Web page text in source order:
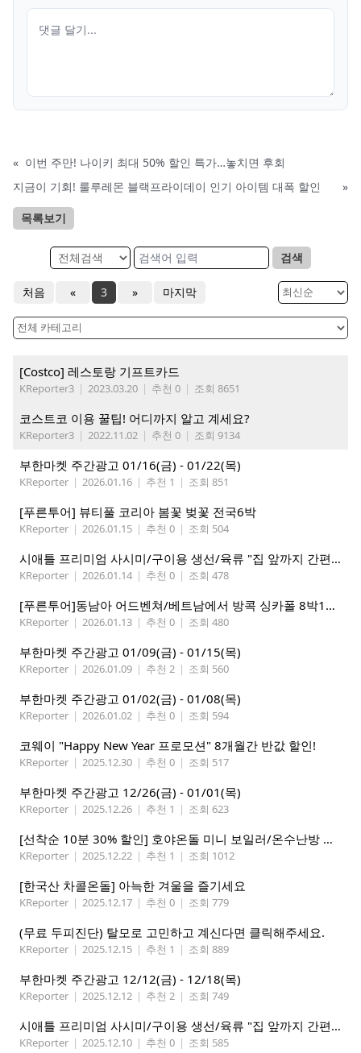
« 이번 주만! 나이키 최대 50% 할인 특가…놓치면 후회
지금이 기회! 룰루레몬 블랙프라이데이 인기 아이템 대폭 할인
»
목록보기
검색
처음 « 3 » 마지막
[Costco] 레스토랑 기프트카드
KReporter3 | 2023.03.20 | 추천 0 | 조회 8651
코스트코 이용 꿀팁! 어디까지 알고 계세요?
KReporter3 | 2022.11.02 | 추천 0 | 조회 9134
부한마켓 주간광고 01/16(금) - 01/22(목)
KReporter | 2026.01.16 | 추천 1 | 조회 851
[푸른투어] 뷰티풀 코리아 봄꽃 벚꽃 전국6박
KReporter | 2026.01.15 | 추천 0 | 조회 504
시애틀 프리미엄 사시미/구이용 생선/육류 "집 앞까지 간편하게" – 영오션샵닷컴
KReporter | 2026.01.14 | 추천 0 | 조회 478
[푸른투어]동남아 어드벤쳐/베트남에서 방콕 싱카폴 8박11일
KReporter | 2026.01.13 | 추천 0 | 조회 480
부한마켓 주간광고 01/09(금) - 01/15(목)
KReporter | 2026.01.09 | 추천 2 | 조회 560
부한마켓 주간광고 01/02(금) - 01/08(목)
KReporter | 2026.01.02 | 추천 0 | 조회 594
코웨이 "Happy New Year 프로모션" 8개월간 반값 할인!
KReporter | 2025.12.30 | 추천 0 | 조회 517
부한마켓 주간광고 12/26(금) - 01/01(목)
KReporter | 2025.12.26 | 추천 1 | 조회 623
[선착순 10분 30% 할인] 호야온돌 미니 보일러/온수난방 판매 시공
KReporter | 2025.12.22 | 추천 1 | 조회 1012
[한국산 차콜온돌] 아늑한 겨울을 즐기세요
KReporter | 2025.12.17 | 추천 0 | 조회 779
(무료 두피진단) 탈모로 고민하고 계신다면 클릭해주세요.
KReporter | 2025.12.15 | 추천 1 | 조회 889
부한마켓 주간광고 12/12(금) - 12/18(목)
KReporter | 2025.12.12 | 추천 2 | 조회 749
시애틀 프리미엄 사시미/구이용 생선/육류 "집 앞까지 간편하게" – 영오션샵닷컴
KReporter | 2025.12.10 | 추천 0 | 조회 585